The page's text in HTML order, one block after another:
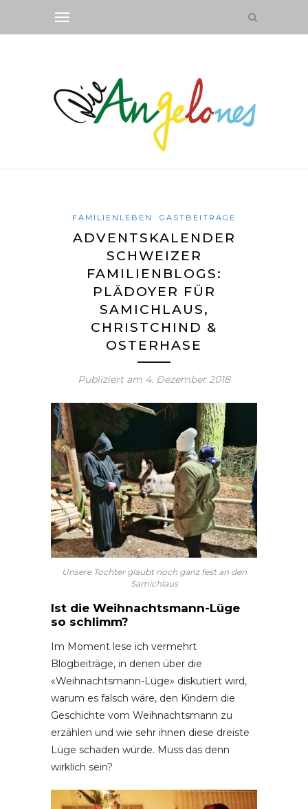
FAMILIENLEBEN GASTBEITRÄGE
ADVENTSKALENDER
SCHWEIZER
FAMILIENBLOGS:
PLÄDOYER FÜR
SAMICHLAUS,
CHRISTCHIND &
OSTERHASE
Publiziert am 4. Dezember 2018
Unsere Tochter glaubt noch ganz fest an den
Samichlaus
Ist die Weihnachtsmann-Lüge
so schlimm?
Im Moment lese ich vermehrt
Blogbeiträge, in denen über die
«Weihnachtsmann-Lüge» diskutiert wird,
warum es falsch wäre, den Kindern die
Geschichte vom Weihnachtsmann zu
erzählen und wie sehr ihnen diese dreiste
Lüge schaden würde. Muss das denn
wirklich sein?